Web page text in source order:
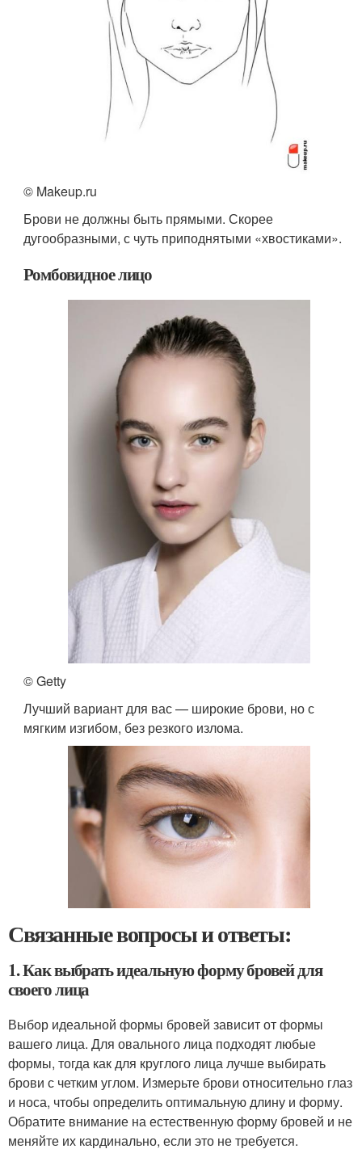
© Makeup.ru
Брови не должны быть прямыми. Скорее
дугообразными, с чуть приподнятыми «хвостиками».
Ромбовидное лицо
© Getty
Лучший вариант для вас — широкие брови, но с
мягким изгибом, без резкого излома.
Связанные вопросы и ответы:
1. Как выбрать идеальную форму бровей для
своего лица
Выбор идеальной формы бровей зависит от формы
вашего лица. Для овального лица подходят любые
формы, тогда как для круглого лица лучше выбирать
брови с четким углом. Измерьте брови относительно глаз
и носа, чтобы определить оптимальную длину и форму.
Обратите внимание на естественную форму бровей и не
меняйте их кардинально, если это не требуется.